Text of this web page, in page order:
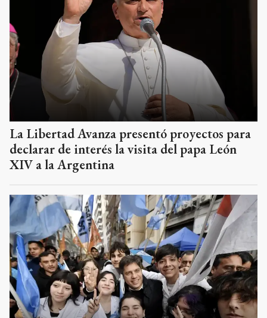
La Libertad Avanza presentó proyectos para
declarar de interés la visita del papa León
XIV a la Argentina